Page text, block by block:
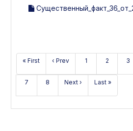
« First ‹ Prev 1 2 3
7 8 Next › Last »